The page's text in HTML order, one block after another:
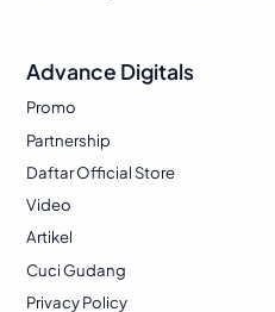
Advance Digitals
Promo
Partnership
Daftar Official Store
Video
Artikel
Cuci Gudang
Privacy Policy